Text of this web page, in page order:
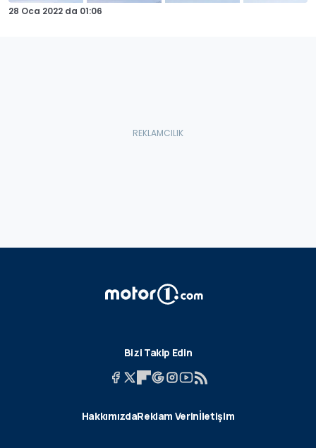
28 Oca 2022 da 01:06
Bizi Takip Edin
HakkımızdaReklam Verinİletişim